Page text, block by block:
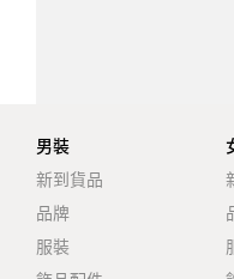
男裝
新到貨品
品牌
服裝